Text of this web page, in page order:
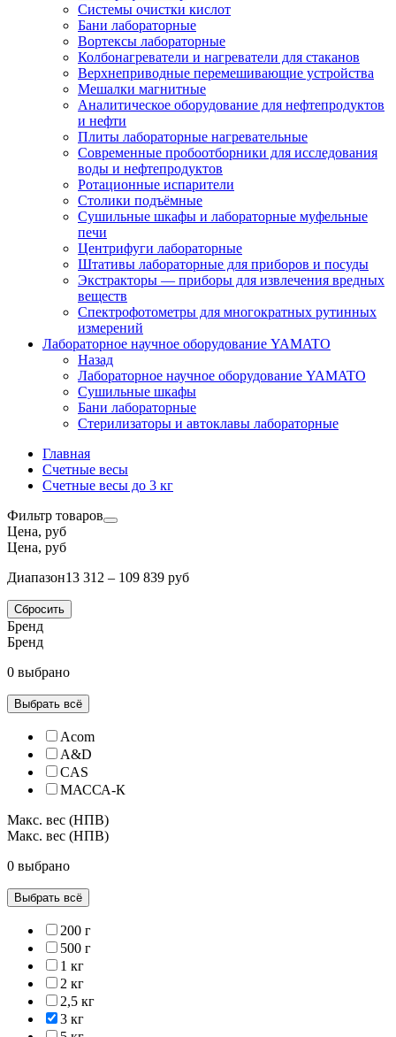
Системы очистки кислот
Бани лабораторные
Вортексы лабораторные
Колбонагреватели и нагреватели для стаканов
Верхнеприводные перемешивающие устройства
Мешалки магнитные
Аналитическое оборудование для нефтепродуктов
и нефти
Плиты лабораторные нагревательные
Современные пробоотборники для исследования
воды и нефтепродуктов
Ротационные испарители
Столики подъёмные
Сушильные шкафы и лабораторные муфельные
печи
Центрифуги лабораторные
Штативы лабораторные для приборов и посуды
Экстракторы — приборы для извлечения вредных
веществ
Спектрофотометры для многократных рутинных
измерений
Лабораторное научное оборудование YAMATO
Назад
Лабораторное научное оборудование YAMATO
Сушильные шкафы
Бани лабораторные
Стерилизаторы и автоклавы лабораторные
Главная
Счетные весы
Счетные весы до 3 кг
Фильтр товаров
Цена, руб
Цена, руб
Диапазон13 312 – 109 839 руб
Сбросить
Бренд
Бренд
0 выбрано
Выбрать всё
Acom
A&D
CAS
МАССА-К
Макс. вес (НПВ)
Макс. вес (НПВ)
0 выбрано
Выбрать всё
200 г
500 г
1 кг
2 кг
2,5 кг
3 кг